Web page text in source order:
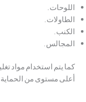
اللوحات.
الطاولات.
الكنب.
المجالس.
كما يتم استخدام مواد
أعلى مستوى من الحماية.